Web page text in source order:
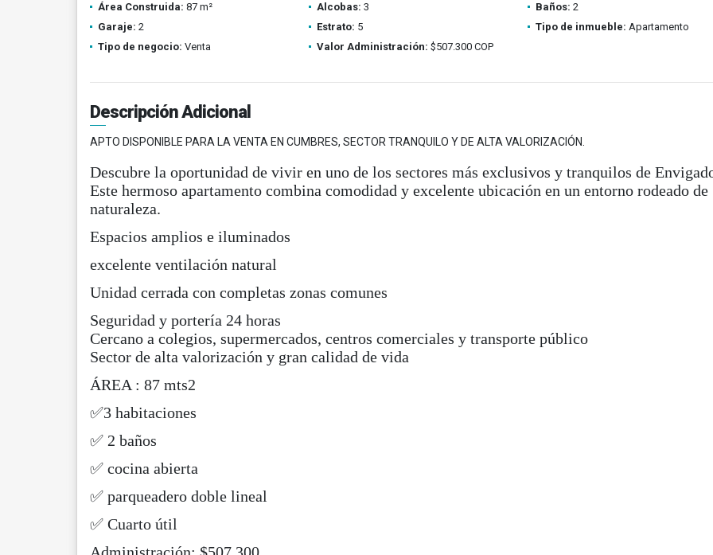
Área Construida: 87 m² Alcobas: 3 Baños: 2
Garaje: 2 Estrato: 5 Tipo de inmueble: Apartamento
Tipo de negocio: Venta Valor Administración: $507.300 COP
Descripción Adicional
APTO DISPONIBLE PARA LA VENTA EN CUMBRES, SECTOR TRANQUILO Y DE ALTA VALORIZACIÓN.
Descubre la oportunidad de vivir en uno de los sectores más exclusivos y tranquilos de
Este hermoso apartamento combina comodidad y excelente ubicación en un entorno rodeado de
naturaleza.
Espacios amplios e iluminados
excelente ventilación natural
Unidad cerrada con completas zonas comunes
Seguridad y portería 24 horas
Cercano a colegios, supermercados, centros comerciales y transporte público
Sector de alta valorización y gran calidad de vida
ÁREA : 87 mts2
✅3 habitaciones
✅ 2 baños
✅ cocina abierta
✅ parqueadero doble lineal
✅ Cuarto útil